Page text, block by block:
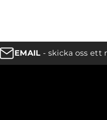
EMAIL - skicka oss ett